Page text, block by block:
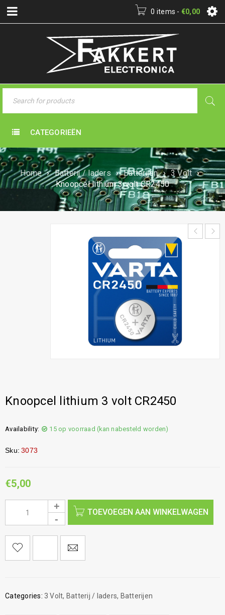
0 items - €0,00
CATEGORIEËN
Home › Batterij / laders › Batterijen › 3 Volt ›
Knoopcel lithium 3 volt CR2450
Knoopcel lithium 3 volt CR2450
Availability: 15 op voorraad (kan nabesteld worden)
Sku: 3073
€5,00
TOEVOEGEN AAN WINKELWAGEN
Categories: 3 Volt, Batterij / laders, Batterijen